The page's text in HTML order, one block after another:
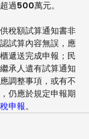
過500萬元。
稅額試算通知書非
試算內容無誤，應
遞送完成申報；民
承人遺有試算通知
調整事項，或有不
仍應於規定申報期
申報。